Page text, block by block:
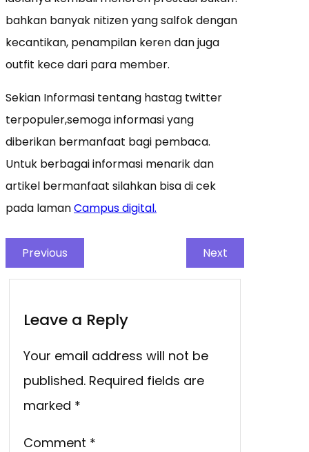
bahkan banyak nitizen yang salfok dengan
kecantikan, penampilan keren dan juga
outfit kece dari para member.
Sekian Informasi tentang hastag twitter
terpopuler,semoga informasi yang
diberikan bermanfaat bagi pembaca.
Untuk berbagai informasi menarik dan
artikel bermanfaat silahkan bisa di cek
pada lamanCampus digital.
Previous Next
Leave a Reply
Your email address will not be
published. Required fields are
marked *
Comment *